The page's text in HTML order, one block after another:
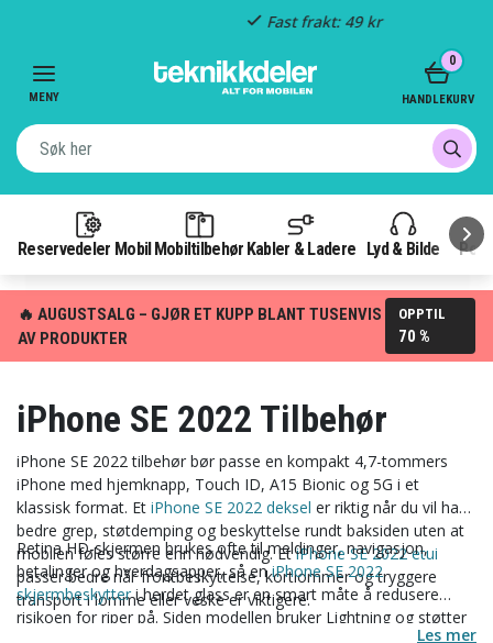
Fast frakt: 49 kr
MENY
Reservedeler Mobil Mobiltilbehør Kabler & Ladere Lyd & Bilde
0
HANDLEKURV
🔥 AUGUSTSALG – GJØR ET KUPP BLANT TUSENVIS
AV PRODUKTER
OPPTIL
70 %
iPhone SE 2022 Tilbehør
iPhone SE 2022 tilbehør bør passe en kompakt 4,7-tommers
iPhone med hjemknapp, Touch ID, A15 Bionic og 5G i et
klassisk format. Et iPhone SE 2022 deksel er riktig når du vil ha
bedre grep, støtdemping og beskyttelse rundt baksiden uten at
mobilen føles større enn nødvendig. EtiPhone SE 2022 etui
passer bedre når frontbeskyttelse, kortlommer og tryggere
transport i lomme eller veske er viktigere.
Retina HD-skjermen brukes ofte til meldinger, navigasjon,
betalinger og hverdagsapper, så eniPhone SE 2022
skjermbeskytteri herdet glass er en smart måte å redusere
risikoen for riper på. Siden modellen bruker Lightning og støtter
Les mer